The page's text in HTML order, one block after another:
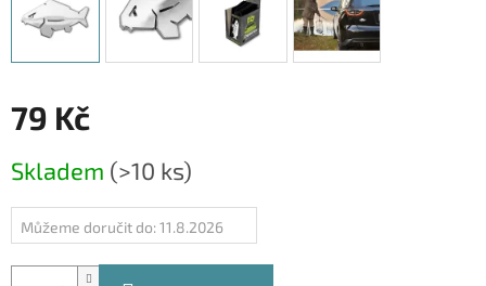
79 Kč
cena:
Skladem (>10 ks)
Můžeme doručit do: 11.8.2026